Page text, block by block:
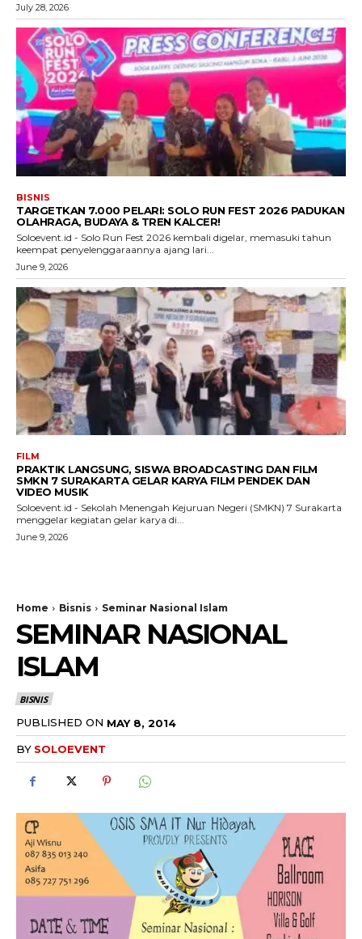
July 28, 2026
BISNIS
TARGETKAN 7.000 PELARI: SOLO RUN FEST 2026 PADUKAN
OLAHRAGA, BUDAYA & TREN KALCER!
Soloevent.id - Solo Run Fest 2026 kembali digelar, memasuki tahun
keempat penyelenggaraannya ajang lari...
June 9, 2026
FILM
PRAKTIK LANGSUNG, SISWA BROADCASTING DAN FILM
SMKN 7 SURAKARTA GELAR KARYA FILM PENDEK DAN
VIDEO MUSIK
Soloevent.id - Sekolah Menengah Kejuruan Negeri (SMKN) 7 Surakarta
menggelar kegiatan gelar karya di...
June 9, 2026